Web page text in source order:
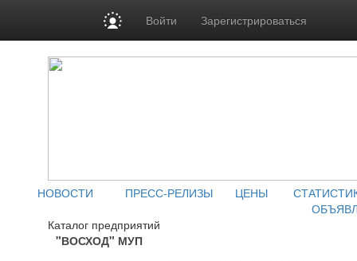
Войти Зарегистрироваться
НОВОСТИ ПРЕСС-РЕЛИЗЫ ЦЕНЫ
Каталог предприятий
"ВОСХОД" МУП